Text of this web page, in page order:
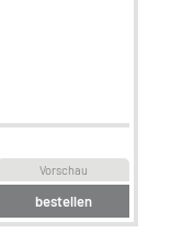
Vorschau
bestellen